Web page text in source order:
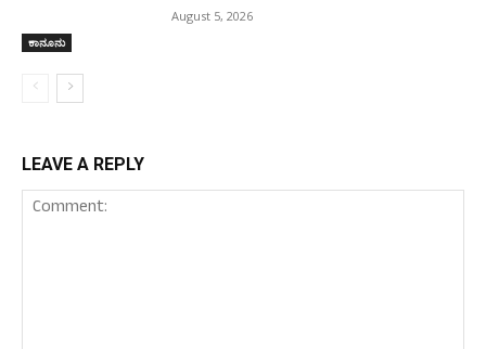
ಕಾನೂನು
August 5, 2026
LEAVE A REPLY